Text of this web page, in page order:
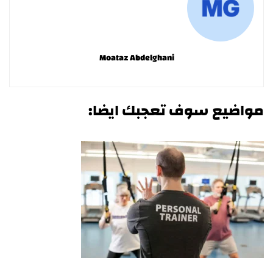
Moataz Abdelghani
مواضيع سوف تعجبك ايضا: